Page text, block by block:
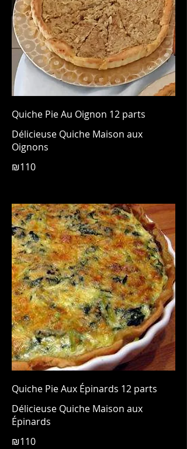
Quiche Pie Au Oignon 12 parts
Délicieuse Quiche Maison aux
Oignons
₪110
Quiche Pie Aux Épinards 12 parts
Délicieuse Quiche Maison aux
Épinards
₪110